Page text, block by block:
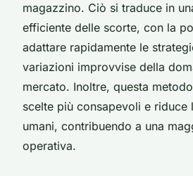
magazzino. Ciò si traduce in
efficiente delle scorte, con la
adattare rapidamente le
variazioni improvvise della
mercato. Inoltre, questa
scelte più consapevoli e riduce
umani, contribuendo a una
operativa.